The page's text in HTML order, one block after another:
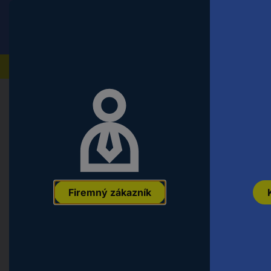
Firemný zákazník
Počítače a kancelárska technika Monitory
Ergotron HX Arm Wall Mount
- 124,5 cm (49") otočný, výškovo
0698833054521 Označenie výrobcu: